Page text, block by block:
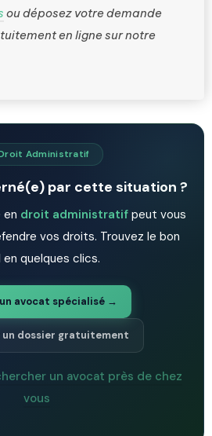
ou déposez votre demande
en ligne sur notre
Administratif
par cette situation ?
en droit administratifpeut vous
vos droits. Trouvez le bon
quelques clics.
avocat spécialisé →
un dossier gratuitement
un avocat près de chez
vous